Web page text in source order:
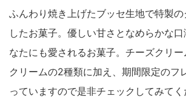
ふんわり焼き上げたブッセ生地で特製
したお菓子。優しい甘さとなめらかな
なたにも愛されるお菓子。チーズクリ
クリームの2種類に加え、期間限定のフ
っていますので是非チェックしてみてく